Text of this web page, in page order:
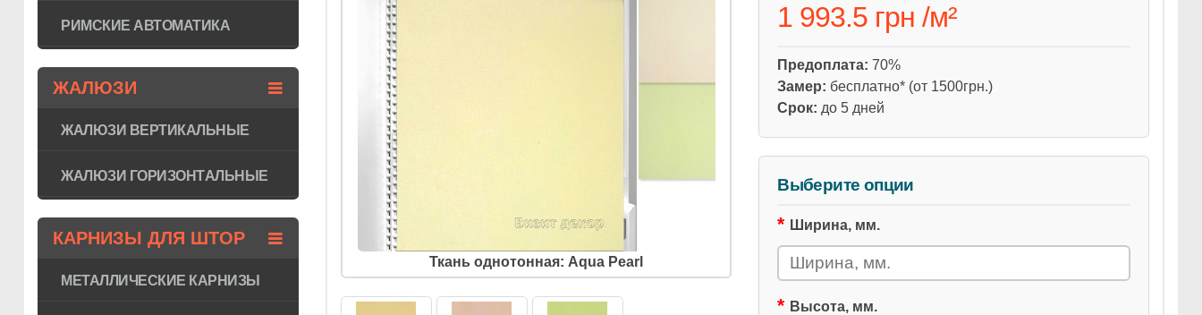
Ткань однотонная: Aqua Pearl
1 993.5 грн/м²
Предоплата: 70%
Замер: бесплатно* (от 1500грн.)
Срок: до 5 дней
Выберите опции
Ширина, мм.
Высота, мм.
РИМСКИЕ АВТОМАТИКА
ЖАЛЮЗИ
ЖАЛЮЗИ ВЕРТИКАЛЬНЫЕ
ЖАЛЮЗИ ГОРИЗОНТAЛЬНЫЕ
КАРНИЗЫ ДЛЯ ШТОР
МЕТАЛЛИЧЕСКИЕ КАРНИЗЫ